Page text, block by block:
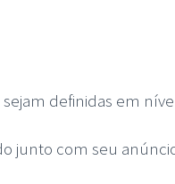
definidas em
junto com seu